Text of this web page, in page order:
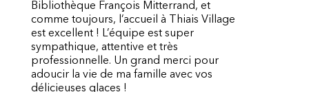
Bibliothèque François Mitterrand, et
comme toujours, l’accueil à Thiais Village
est excellent ! L’équipe est super
sympathique, attentive et très
professionnelle. Un grand merci pour
adoucir la vie de ma famille avec vos
délicieuses glaces !